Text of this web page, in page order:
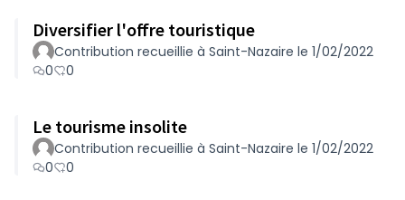
Diversifier l'offre touristique
Contribution recueillie à Saint-Nazaire le 1/02/2022
0
0
Le tourisme insolite
Contribution recueillie à Saint-Nazaire le 1/02/2022
0
0